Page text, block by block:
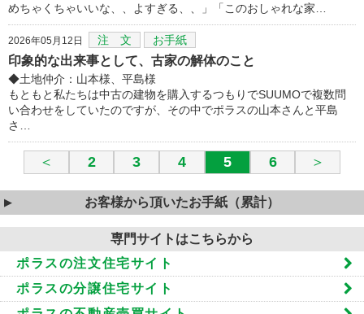
めちゃくちゃいいな、、よすぎる、、」「このおしゃれな家…
2026年05月12日 注 文 お手紙
印象的な出来事として、古家の解体のこと
◆土地仲介：山本様、平島様
もともと私たちは中古の建物を購入するつもりでSUUMOで複数問
い合わせをしていたのですが、その中でポラスの山本さんと平島
さ…
＜ 2 3 4 5 6 ＞
お客様から頂いたお手紙（累計）
専門サイトはこちらから
ポラスの注文住宅サイト
ポラスの分譲住宅サイト